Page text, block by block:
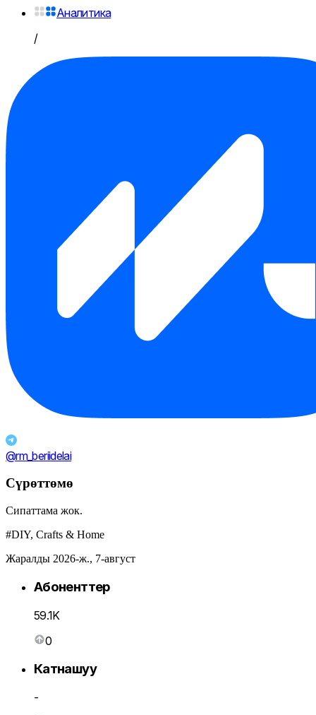
Аналитика
/
@rm_beriidelai
Сүрөттөмө
Сипаттама жок.
#DIY, Crafts & Home
Жаралды 2026-ж., 7-август
Абоненттер
59.1K
0
Катнашуу
-